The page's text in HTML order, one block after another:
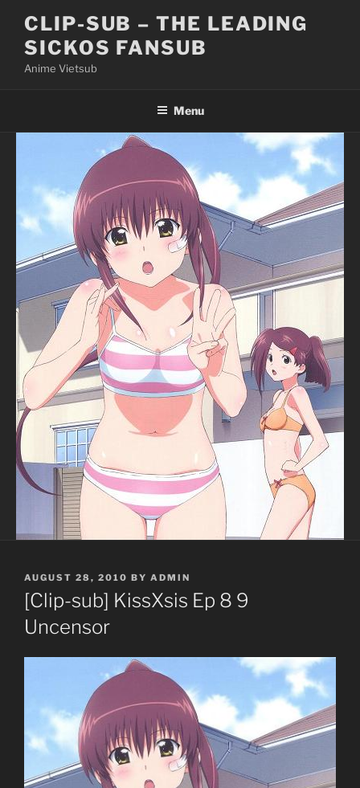
content
CLIP-SUB – THE LEADING
SICKOS FANSUB
Anime Vietsub
Menu
POSTED
ON
AUGUST 28, 2010 BY ADMIN
[Clip-sub] KissXsis Ep 8 9
Uncensor